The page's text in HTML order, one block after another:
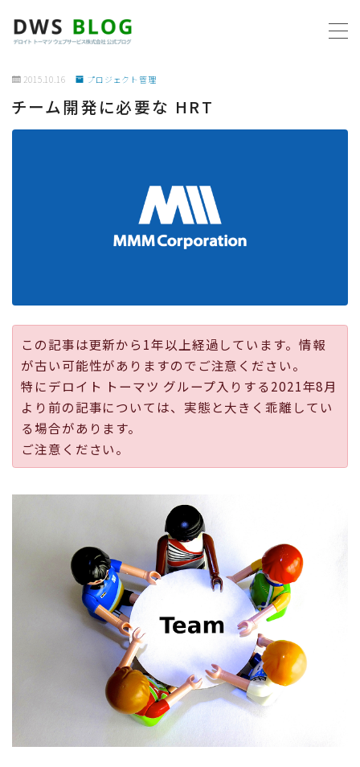
ホーム
採用
公式ページ
2015.10.16 プロジェクト管理
チーム開発に必要な HRT
この記事は更新から1年以上経過しています。情報
が古い可能性がありますのでご注意ください。
特にデロイト トーマツ グループ入りする2021年8月
より前の記事については、実態と大きく乖離してい
る場合があります。
ご注意ください。